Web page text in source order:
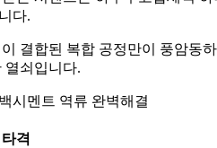
다.
결합된 복합 공정만이 풍암동
열쇠입니다.
시멘트 역류 완벽해결
격